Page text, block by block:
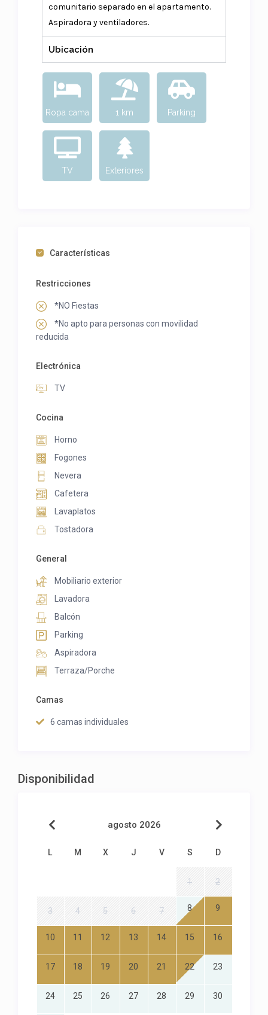
comunitario separado en el apartamento.
Aspiradora y ventiladores.
Ubicación
Ropa cama 1 km Parking
TV Exteriores
Características
Restricciones
*NO Fiestas
*No apto para personas con movilidad
reducida
Electrónica
TV
Cocina
Horno
Fogones
Nevera
Cafetera
Lavaplatos
Tostadora
General
Mobiliario exterior
Lavadora
Balcón
Parking
Aspiradora
Terraza/Porche
Camas
6 camas individuales
Disponibilidad
agosto 2026
L M X J V S D
1 2
3 4 5 6 7 8 9
10 11 12 13 14 15 16
17 18 19 20 21 22 23
24 25 26 27 28 29 30